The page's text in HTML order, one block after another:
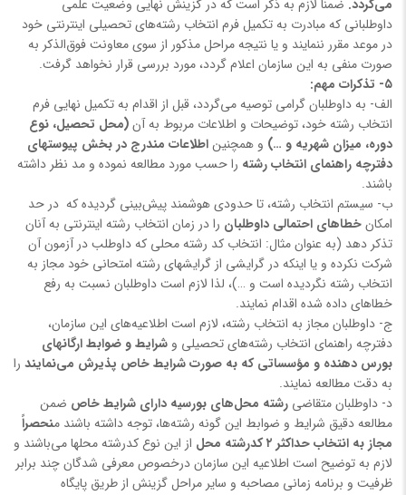
می‌گردد. ضمناً لازم به ذکر است که در گزینش نهایی وضعیت علمی
داوطلبانی که مبادرت به تکمیل فرم انتخاب رشته‌های تحصیلی اینترنتی خود
در موعد مقرر ننمایند و یا نتیجه مراحل مذکور از سوی معاونت فوق‌الذکر به
صورت منفی به این سازمان اعلام گردد، مورد بررسی قرار نخواهد گرفت.
۵- تذکرات مهم:
الف‌- به داوطلبان گرامی توصیه می‌گردد، قبل از اقدام به تکمیل نهایی فرم
انتخاب رشته خود، توضیحات و اطلاعات مربوط به آن(محل تحصیل، نوع
دوره، میزان شهریه و …) و همچنیناطلاعات مندرج در بخش پیوستهای
دفترچه راهنمای انتخاب رشته را حسب مورد مطالعه نموده و مد نظر داشته
باشند.
ب‌- سیستم انتخاب رشته، تا حدودی هوشمند پیش‌بینی گردیده که در حد
امکانخطاهای احتمالی داوطلبان را در زمان انتخاب رشته اینترنتی به آنان
تذکر دهد (به عنوان مثال: انتخاب کد رشته محلی که داوطلب در آزمون آن
شرکت نکرده و یا اینکه در گرایشی از گرایشهای رشته امتحانی خود مجاز به
انتخاب رشته نگردیده است و …)، لذا لازم است داوطلبان نسبت به رفع
خطاهای داده شده اقدام نمایند.
ج‌- داوطلبان مجاز به انتخاب رشته، لازم است اطلاعیه‌های این سازمان،
دفترچه راهنمای انتخاب رشته‌های تحصیلی و شرایط و ضوابط ارگانهای
بورس دهنده و مؤسساتی که به صورت شرایط خاص پذیرش می‌نمایند را
به دقت مطالعه نمایند.
د- داوطلبان متقاضی رشته‌ محل‌های بورسیه دارای شرایط خاص ضمن
مطالعه دقیق شرایط و ضوابط این گونه رشته‌ها، توجه داشته باشند منحصراً
مجاز به انتخاب حداکثر ۲ کدرشته محل
از این نوع کدرشته محلها می‌باشند و
لازم به توضیح است اطلاعیه این سازمان درخصوص معرفی شدگان چند برابر
ظرفیت و برنامه زمانی مصاحبه و سایر مراحل گزینش از طریق پایگاه